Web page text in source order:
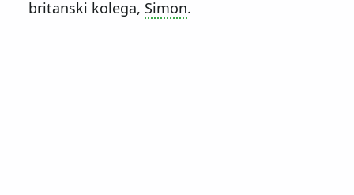
britanski kolega, Simon.